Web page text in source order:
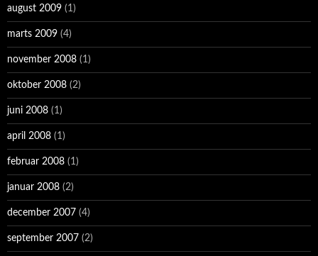
august 2009 (1)
marts 2009 (4)
november 2008 (1)
oktober 2008 (2)
juni 2008 (1)
april 2008 (1)
februar 2008 (1)
januar 2008 (2)
december 2007 (4)
september 2007 (2)